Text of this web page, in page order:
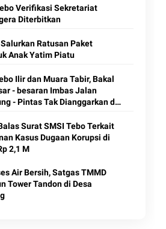
Verifikasi Sekretariat
Diterbitkan
Ratusan Paket
Anak Yatim Piatu
Ilir dan Muara Tabir, Bakal
- besaran Imbas Jalan
- Pintas Tak Dianggarkan di
Surat SMSI Tebo Terkait
Kasus Dugaan Korupsi di
2,1 M
Air Bersih, Satgas TMMD
Tower Tandon di Desa